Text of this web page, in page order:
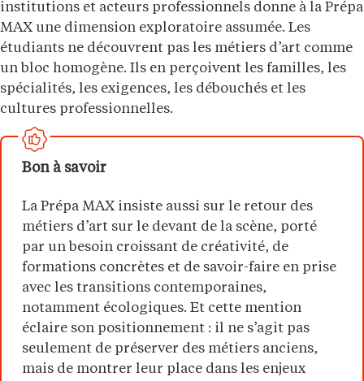
institutions et acteurs professionnels donne à la Prépa
MAX une dimension exploratoire assumée. Les
étudiants ne découvrent pas les métiers d’art comme
un bloc homogène. Ils en perçoivent les familles, les
spécialités, les exigences, les débouchés et les
cultures professionnelles.
Bon à savoir
La Prépa MAX insiste aussi sur le retour des
métiers d’art sur le devant de la scène, porté
par un besoin croissant de créativité, de
formations concrètes et de savoir-faire en prise
avec les transitions contemporaines,
notamment écologiques. Et cette mention
éclaire son positionnement : il ne s’agit pas
seulement de préserver des métiers anciens,
mais de montrer leur place dans les enjeux